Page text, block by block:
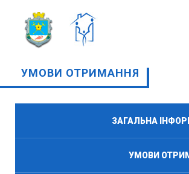
УМОВИ ОТРИМАННЯ
ЗАГАЛЬНА
УМОВИ